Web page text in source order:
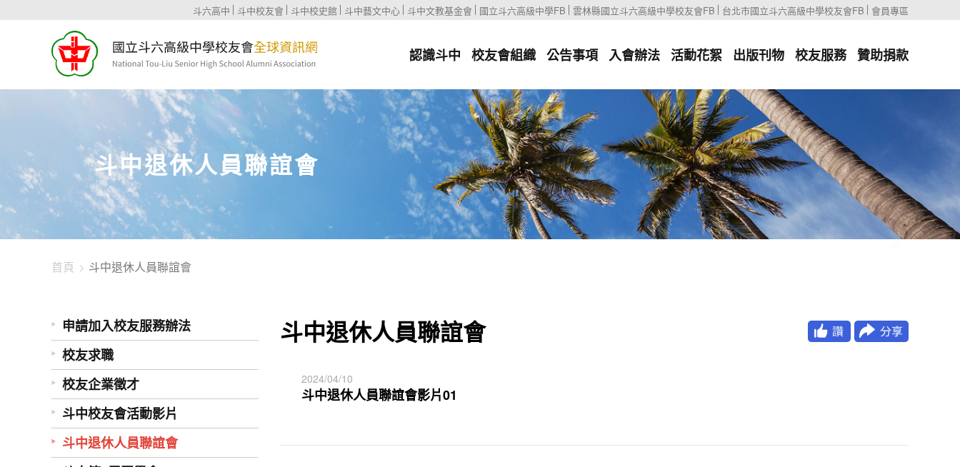
斗六高中 斗中校友會 斗中校史館 斗中藝文中心 斗中文教基金會 國立斗六高級中學FB 雲林縣國立斗六高級中學校友會FB 台北市國立斗六高級中學校友會FB 會員專區
認識斗中 校友會組織 公告事項 入會辦法 活動花絮 出版刊物 校友服務 贊助捐款
斗中退休人員聯誼會
首頁 斗中退休人員聯誼會
申請加入校友服務辦法
校友求職
校友企業徵才
斗中校友會活動影片
斗中退休人員聯誼會
斗中退休人員聯誼會
2024/04/10
斗中退休人員聯誼會影片01